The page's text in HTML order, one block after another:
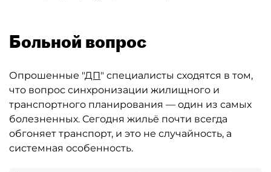
Больной вопрос
Опрошенные "ДП" специалисты сходятся в том,
что вопрос синхронизации жилищного и
транспортного планирования — один из самых
болезненных. Сегодня жильё почти всегда
обгоняет транспорт, и это не случайность, а
системная особенность.